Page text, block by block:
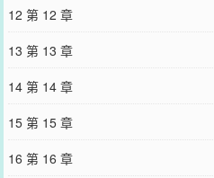
您要是觉得《
12 第 12 章
13 第 13 章
14 第 14 章
15 第 15 章
16 第 16 章